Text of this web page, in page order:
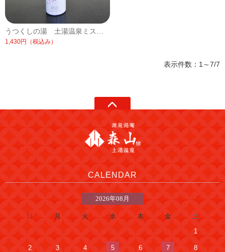
1,430円 （税込み）
表示件数：1～7/7
CALENDAR
2026年08月
日 月 火 水 木 金
土
1
2 3 4 5 6 7 8